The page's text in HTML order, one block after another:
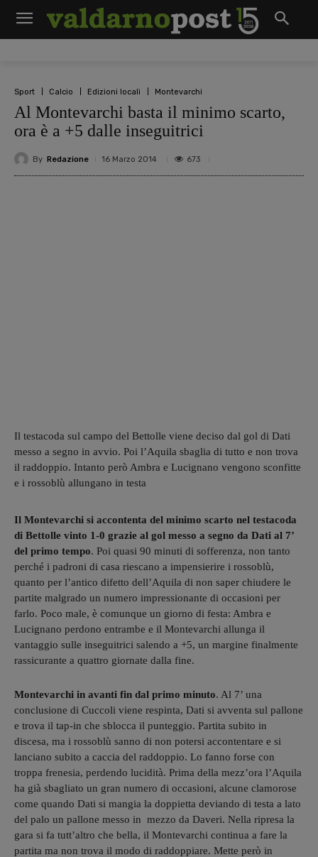
Sport Calcio Edizioni locali Montevarchi
Al Montevarchi basta il minimo scarto,
ora è a +5 dalle inseguitrici
By Redazione 16 Marzo 2014 673
Il testacoda sul campo del Bettolle viene deciso dal gol di Dati
messo a segno in avvio. Poi l’Aquila sbaglia di tutto e non trova
il raddoppio. Intanto però Ambra e Lucignano vengono sconfitte
e i rossoblù allungano in testa
Il Montevarchi si accontenta del minimo scarto nel testacoda
di Bettolle vinto 1-0 grazie al gol messo a segno da Dati al 7’
del primo tempo. Poi quasi 90 minuti di sofferenza, non tanto
perché i padroni di casa riescano a impensierire i rossoblù,
quanto per l’antico difetto dell’Aquila di non saper chiudere le
partite malgrado un numero impressionante di occasioni per
farlo. Poco male, è comunque un giorno di festa: Ambra e
Lucignano perdono entrambe e il Montevarchi allunga il
vantaggio sulle inseguitrici salendo a +5, un margine finalmente
rassicurante a quattro giornate dalla fine.
Montevarchi in avanti fin dal primo minuto. Al 7’ una
conclusione di Cuccoli viene respinta, Dati si avventa sul pallone
e trova il tap-in che sblocca il punteggio. Partita subito in
discesa, ma i rossoblù sanno di non potersi accontentare e si
lanciano subito a caccia del raddoppio. Lo fanno forse con
troppa frenesia, perdendo lucidità. Prima della mezz’ora l’Aquila
ha già sbagliato un gran numero di occasioni, alcune clamorose
come quando Dati si mangia la doppietta deviando di testa a lato
del palo un pallone messo in mezzo da Daveri. Nella ripresa la
gara si fa tutt’altro che bella, il Montevarchi continua a fare la
partita ma non trova il modo di raddoppiare. Mette però in